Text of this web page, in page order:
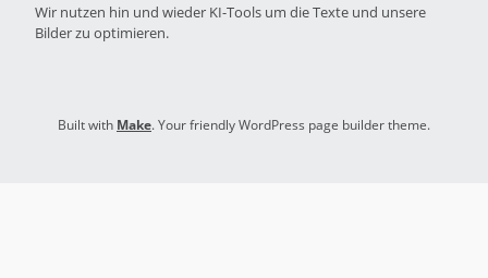
Wir nutzen hin und wieder KI-Tools um die Texte und unsere
Bilder zu optimieren.
Built with Make. Your friendly WordPress page builder theme.